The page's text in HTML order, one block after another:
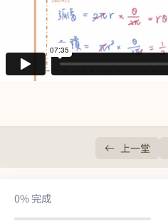
1-1-2扇形的弧長與面積
1-2三角的和角與差角公式
【贈】段考題型攻略
高二第一次段考好題直播上一堂
0%完成